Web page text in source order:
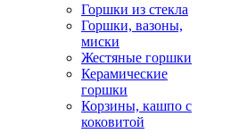
Горшки из стекла
Горшки, вазоны,
миски
Жестяные горшки
Керамические
горшки
Корзины, кашпо с
коковитой